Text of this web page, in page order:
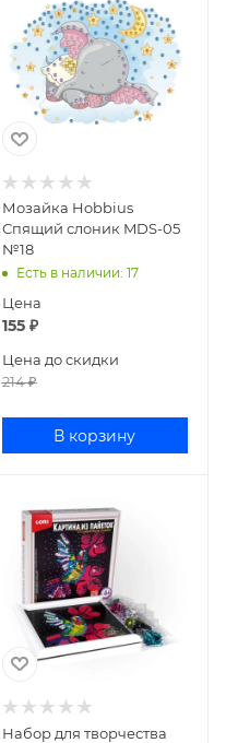
Мозайка Hobbius
Спящий слоник MDS-05
№18
Есть в наличии: 17
Цена
155₽
Цена до скидки
214₽
В корзину
Набор для творчества